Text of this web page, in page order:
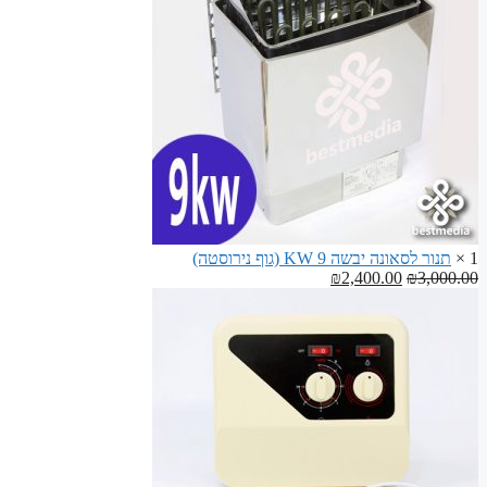
לסאונה
1 ×
תנור לסאונה יבשה 9 KW (גוף נירוסטה)
₪3,000.00
המחיר
היה:
₪3,000.00.
₪2,400.00
הוא:
₪2,400.00.